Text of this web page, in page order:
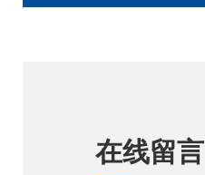
在线留言